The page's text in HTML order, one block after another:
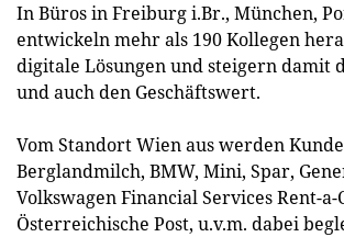
In Büros in Freiburg i.Br., München,
entwickeln mehr als 190 Kollegen
digitale Lösungen und steigern damit
und auch den Geschäftswert.
Vom Standort Wien aus werden
Berglandmilch, BMW, Mini, Spar,
Volkswagen Financial Services Rent-a-
Österreichische Post, u.v.m. dabei